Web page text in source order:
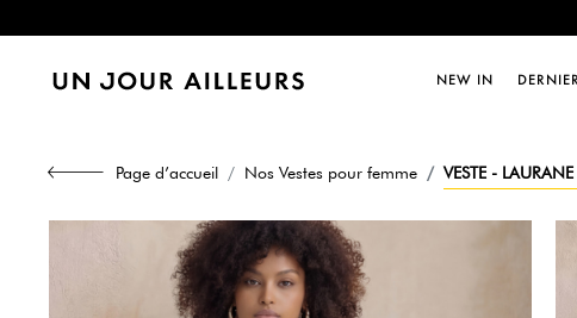
Dernière
Dernière
NEW IN
Page d’accueil Nos Vestes pour femme VESTE -